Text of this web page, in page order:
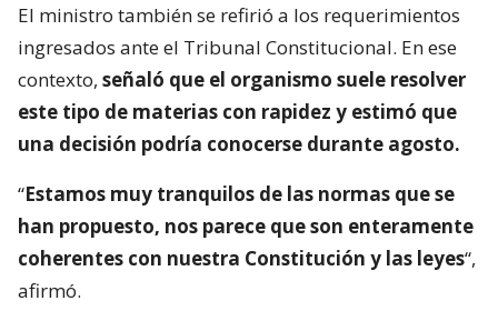
El ministro también se refirió a los requerimientos
ingresados ante el Tribunal Constitucional. En ese
contexto, señaló que el organismo suele resolver
este tipo de materias con rapidez y estimó que
una decisión podría conocerse durante agosto.
“Estamos muy tranquilos de las normas que se
han propuesto, nos parece que son enteramente
coherentes con nuestra Constitución y las leyes“,
afirmó.